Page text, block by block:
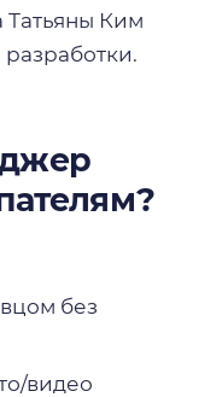
Татьяны Ким
без
видео